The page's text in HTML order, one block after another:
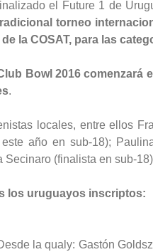
el Future 1 de
torneo
de la COSAT, para las
Bowl 2016 comenzará
.
locales, entre ellos
año en sub-18);
Secinaro (finalista en sub-
los uruguayos inscriptos:
la qualy: Gastón